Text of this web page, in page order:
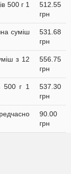
500 г 1
512.55
грн
суміш
531.68
грн
з 12
556.75
грн
500 г 1
537.30
грн
90.00
грн